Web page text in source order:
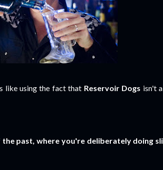
like using the fact that Reservoir Dogs isn't
past, where you're deliberately doing